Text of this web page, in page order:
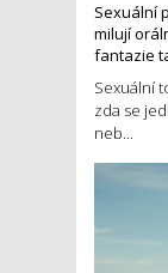
Sexuální
milují
fantazie
Sexuální
zda se
neb...